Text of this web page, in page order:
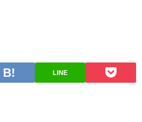
LINE